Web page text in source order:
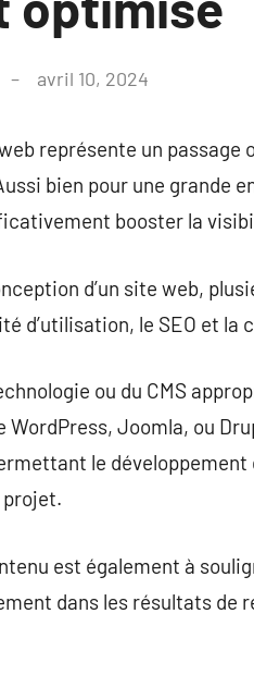
avril 10, 2024
représente un
bien pour une grande
booster la
d’un site web,
d’utilisation, le SEO et
ou du CMS
Joomla, ou
le
est également à
dans les résultats de